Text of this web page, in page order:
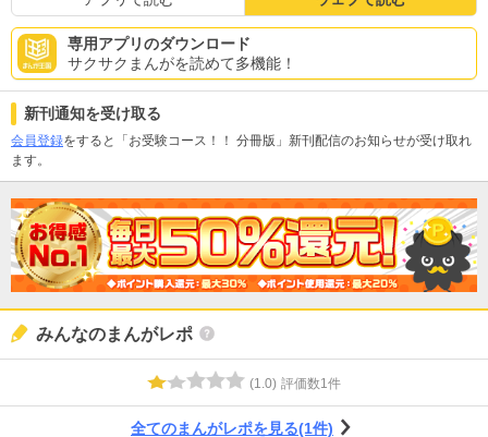
専用アプリのダウンロード
サクサクまんがを読めて多機能！
新刊通知を受け取る
会員登録をすると「お受験コース！！ 分冊版」新刊配信のお知らせが受け取れ
ます。
みんなのまんがレポ
(1.0) 評価数1件
全てのまんがレポを見る(1件)